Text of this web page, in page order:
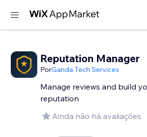
Reputation Manager
PorGanda Tech Services
Manage reviews and build
reputation
Ainda não há avaliações